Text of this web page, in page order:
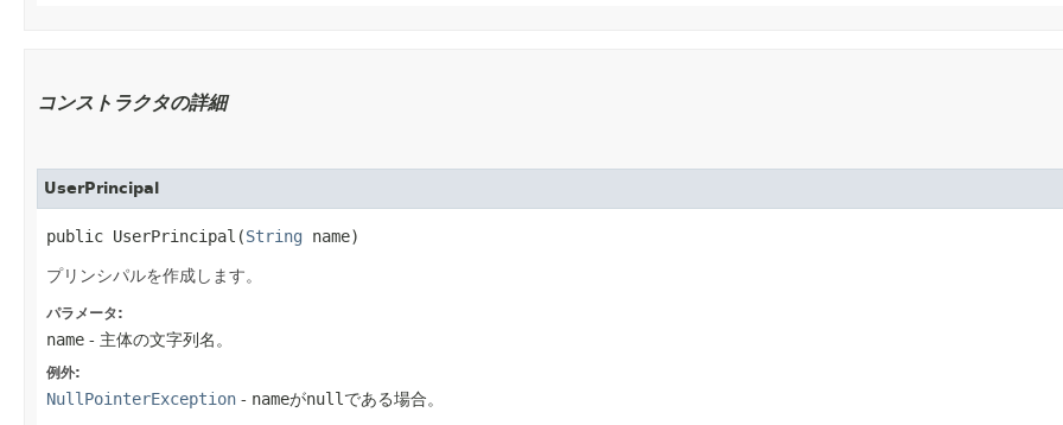
コンストラクタの詳細
UserPrincipal
public UserPrincipal​(String name)
プリンシパルを作成します。
パラメータ:
name - 主体の文字列名。
例外:
NullPointerException - nameがnullである場合。